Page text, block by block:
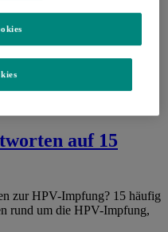
mehr über die
Sie in dieser Rubrik der
auf 15
zur HPV-Impfung? 15 häufig
rund um die HPV-Impfung,